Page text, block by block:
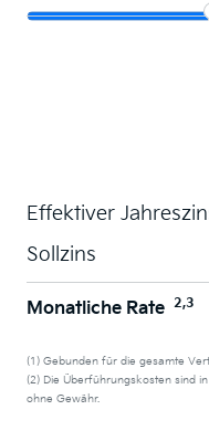
Effektiver
Sollzins
Monatliche Rate 2,3
(1) Gebunden für die gesamte
(2) Die Überführungskosten sind
ohne Gewähr.